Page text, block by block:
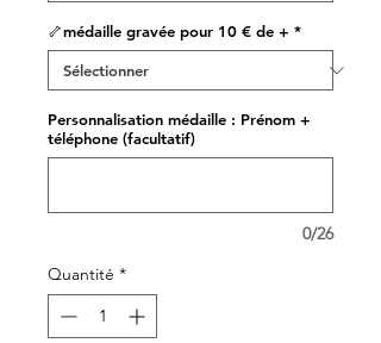
🦴médaille gravée pour 10 € de + *
Personnalisation médaille : Prénom +
téléphone (facultatif)
0/26
Quantité *